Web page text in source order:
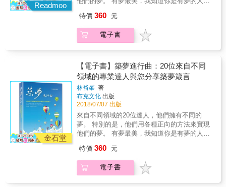
到二十八歲結婚前這段人生，就是與債務追逐
奔跑的人生。他沒有心思去想甚麼憂鬱悲傷或
者哪裡有甚麼貪玩逸樂這類的俗事，只因為他
高職時期他為了賺錢特別去念商科，退伍後一
分鐘都沒浪費地就去找工作，也安排了早晚及
假日的兼差。也在因緣際會下，後來得以被銀
行錄取，擔任最基層的事務人員。對一般人特
別是上班族來說，金融業算是薪資水平較不錯
肯拚就有收入。 漸漸地，他發現到，賺錢不能
只靠努力，同樣時間付出，有的人就是比其他
人可以賺更多錢，也就是說賺錢必須要有效
率。這主要來自於他在銀行界服務時的觀察，
更多用心去觀察及學習，也因此他有特別留意
到，那些有辦法在銀行存入大筆金額的人，背
後都有一套理財學問，那絕不是單純的朝九晚
對他日後做業務工作有極大的影響，具體來
說，他不會因為銷售被拒絕而沮喪，也不會在
標，中間任何的人情干擾都不會引起他內心波
瀾。 智偉日後回顧成長經歷，他告訴年輕人，
若有甚麼趁年輕就奠基然後有助於日後事業
好。 智偉說：最終你會發現，這世上到處都是
貴人。所謂貴人有兩種，一種是直接拉你一把
的貴人，更多的一種是負能量貴人，你會發現
那些刺激你打擊你的人，不也是你的貴人嗎？
就是他們帶來的負面情境，刺激你成長茁壯，
若人生太順了，你反倒就不會想精進了。 所
以，永遠要感謝身邊的人，他們都是貴人。 經
歷三階段的理財觀念成長 總之，智偉從青少年
奔跑的人生。他沒有心思去想甚麼憂鬱悲傷或
者哪裡有甚麼貪玩逸樂這類的俗事，只因為他
滿心都被還債這件事佔滿。 最早還十幾歲的年
代，智偉以為所謂賺錢，就是去做幾份工作，
去的。」是陳彥博對夢想的賭注。 經歷極地的
嚴寒與酷熱，以及超越自我的極限挑戰， 陳彥
他要用自己的故事鼓勵你： 夢你所夢，做你所
想；Run for Heart，Run for Dream！
分、打著團體戰的日本軍團，隻身單打獨鬥的
他如何迎戰？ 處於熱衰竭的死亡邊緣，想到首
一步？ 最強大的力量不是源於肌肉，而是在
心。 瞬息萬變、排山倒海而來的困境，唯有隨
之調整的心才能突圍。 未知的巨大恐懼和過去
視為「重新出發」的起點， 勇敢跨出夢想的第
一步！
Readmoo
峯 & 今天，你做夢了嗎？是白日夢還是築夢踏
實？ 不同的夢，帶來不同的結果。如同當年萊
特兄弟，心裡有個飛翔的夢，有朝一日要飛上
比爾蓋茲、蘋果的賈柏斯、阿里巴巴的馬雲，
每一個改變世界的偉人，都曾經擁有一個很強
大的夢。 當然，人各有志，有人想要當總統，
有人要賺大錢，但也有人只想追求真愛，或者
當個平凡但快樂的人。做夢沒有一個標準，但
重點是，每個夢都要對自己負責，畢竟人生就
這一遭，不好好的去築夢踏實，就太對不起自
己的人生了。 本書收集了來自不同領域的20位
達人，他們擁有不同的夢。特別的是，他們用
各種正向的方法來實現他們的夢。 這20個人
二春的不老鬥士，也有十幾歲就立志創業，如
今才二十幾歲就擁有自己事業的青年。這些夢
想家涵蓋著不同領域，主題從最傳統的工廠，
特價 360 元
電子書
金石堂
【電子書】築夢進行曲：20位來自不同
領域的專業達人與您分享築夢箴言
林裕峯 著
布克文化 出版
2018/07/07 出版
來自不同領域的20位達人，他們擁有不同的
夢。 特別的是，他們用各種正向的方法來實現
他們的夢。 有夢最美，我知道你是有夢的人。
峯 & 今天，你做夢了嗎？是白日夢還是築夢踏
實？ 不同的夢，帶來不同的結果。如同當年萊
特兄弟，心裡有個飛翔的夢，有朝一日要飛上
特價 360 元
電子書